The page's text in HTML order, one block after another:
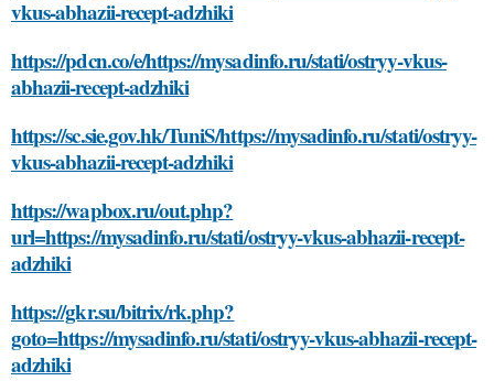
vkus-abhazii-recept-adzhiki
https://pdcn.co/e/https://mysadinfo.ru/stati/ostryy-vkus-
abhazii-recept-adzhiki
https://sc.sie.gov.hk/TuniS/https://mysadinfo.ru/stati/ostryy-
vkus-abhazii-recept-adzhiki
https://wapbox.ru/out.php?
url=https://mysadinfo.ru/stati/ostryy-vkus-abhazii-recept-
adzhiki
https://gkr.su/bitrix/rk.php?
goto=https://mysadinfo.ru/stati/ostryy-vkus-abhazii-recept-
adzhiki